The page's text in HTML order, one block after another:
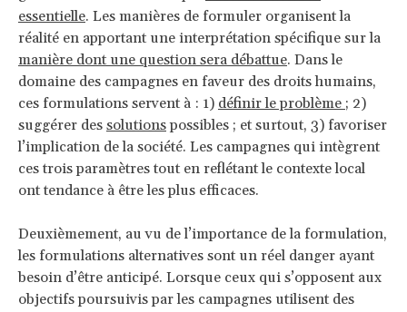
essentielle. Les manières de formuler organisent la
réalité en apportant une interprétation spécifique sur la
manière dont une question sera débattue. Dans le
domaine des campagnes en faveur des droits humains,
ces formulations servent à : 1) définir le problème ; 2)
suggérer des solutionspossibles ; et surtout, 3) favoriser
l’implication de la société. Les campagnes qui intègrent
ces trois paramètres tout en reflétant le contexte local
ont tendance à être les plus efficaces.
Deuxièmement, au vu de l’importance de la formulation,
les formulations alternatives sont un réel danger ayant
besoin d’être anticipé. Lorsque ceux qui s’opposent aux
objectifs poursuivis par les campagnes utilisent des